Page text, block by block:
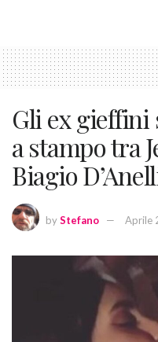
Gli ex gieffini
a stampo tra
Biagio
byStefano Aprile